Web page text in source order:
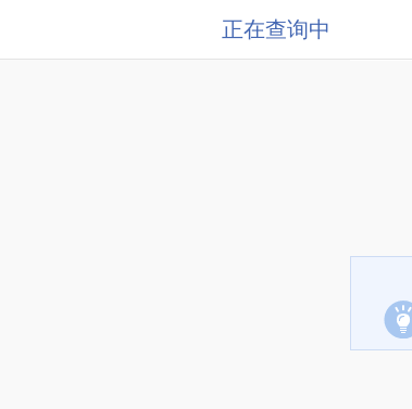
正在查询中